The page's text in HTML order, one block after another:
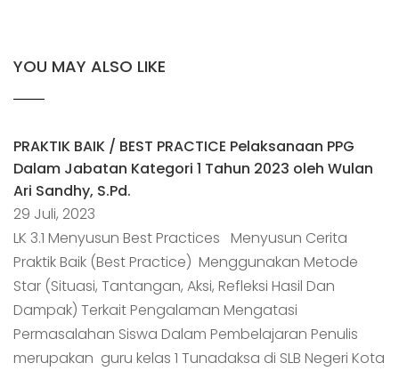
YOU MAY ALSO LIKE
PRAKTIK BAIK / BEST PRACTICE Pelaksanaan PPG
Dalam Jabatan Kategori 1 Tahun 2023 oleh Wulan
Ari Sandhy, S.Pd.
29 Juli, 2023
LK 3.1 Menyusun Best Practices Menyusun Cerita
Praktik Baik (Best Practice) Menggunakan Metode
Star (Situasi, Tantangan, Aksi, Refleksi Hasil Dan
Dampak) Terkait Pengalaman Mengatasi
Permasalahan Siswa Dalam Pembelajaran Penulis
merupakan guru kelas 1 Tunadaksa di SLB Negeri Kota